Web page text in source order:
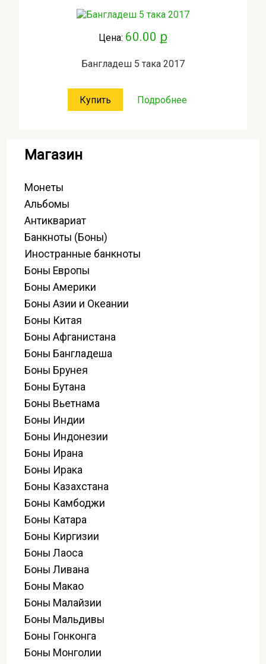
Цена: 60.00 ք
Бангладеш 5 така 2017
Купить Подробнее
Магазин
Монеты
Альбомы
Антиквариат
Банкноты (Боны)
Иностранные банкноты
Боны Европы
Боны Америки
Боны Азии и Океании
Боны Китая
Боны Афганистана
Боны Бангладеша
Боны Брунея
Боны Бутана
Боны Вьетнама
Боны Индии
Боны Индонезии
Боны Ирана
Боны Ирака
Боны Казахстана
Боны Камбоджи
Боны Катара
Боны Киргизии
Боны Лаоса
Боны Ливана
Боны Макао
Боны Малайзии
Боны Мальдивы
Боны Гонконга
Боны Монголии